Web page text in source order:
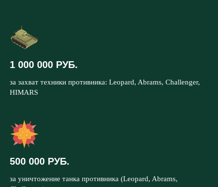
1 000 000 РУБ.
за захват техники противника: Leopard, Abrams, Challenger,
HIMARS
500 000 РУБ.
за уничтожение танка противника (Leopard, Abrams,